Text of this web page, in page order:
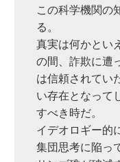
この科学機関の
る。
真実は何かとい
の間、詐欺に遭
は信頼されてい
い存在となって
すべき時だ。
イデオロギー的
集団思考に陥っ